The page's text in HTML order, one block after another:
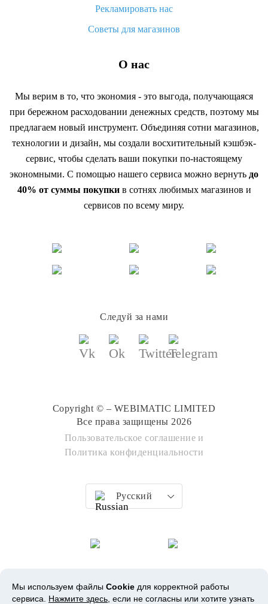
Рекламировать нас
Советы для магазинов
О нас
Мы верим в то, что экономия - это выгода, получающаяся
при бережном расходовании денежных средств, поэтому мы
предлагаем новый инструмент. Объединяя сотни магазинов,
технологии и дизайн, мы создали восхитительный кэшбэк-
сервис, чтобы сделать ваши покупки по-настоящему
экономными. С помощью нашего сервиса можно вернуть до
40% от суммы покупкив сотнях любимых магазинов и
сервисов по всему миру.
Следуй за нами
Copyright © – WEBIMATIC LIMITED
Все права защищены 2026
Пользовательское соглашение и
Политика конфиденциальности
Русский
Мы используем файлы Cookie для корректной работы
сервиса. Нажмите здесь , если не согласны или хотите узнать